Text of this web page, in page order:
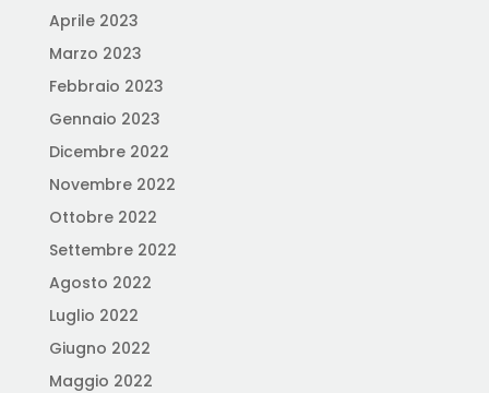
Aprile 2023
Marzo 2023
Febbraio 2023
Gennaio 2023
Dicembre 2022
Novembre 2022
Ottobre 2022
Settembre 2022
Agosto 2022
Luglio 2022
Giugno 2022
Maggio 2022